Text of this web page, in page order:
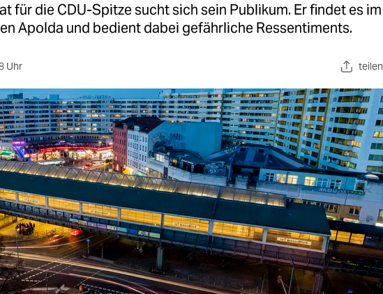
für die CDU-Spitze sucht sich sein Publikum. Er findet es im
Apolda und bedient dabei gefährliche Ressentiments.
Uhr teilen